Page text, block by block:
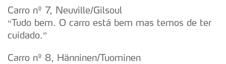
Carro nº 7, Neuville/Gilsoul
“Tudo bem. O carro está bem mas temos de ter
cuidado.”
Carro nº 8, Hänninen/Tuominen